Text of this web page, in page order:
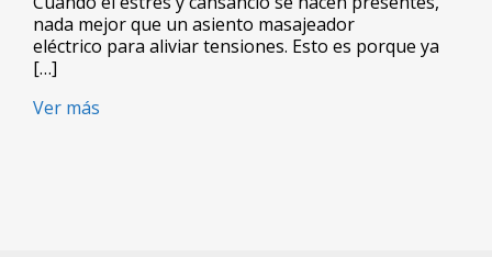
nada mejor que un asiento masajeador
eléctrico para aliviar tensiones. Esto es porque ya
[…]
Ver más